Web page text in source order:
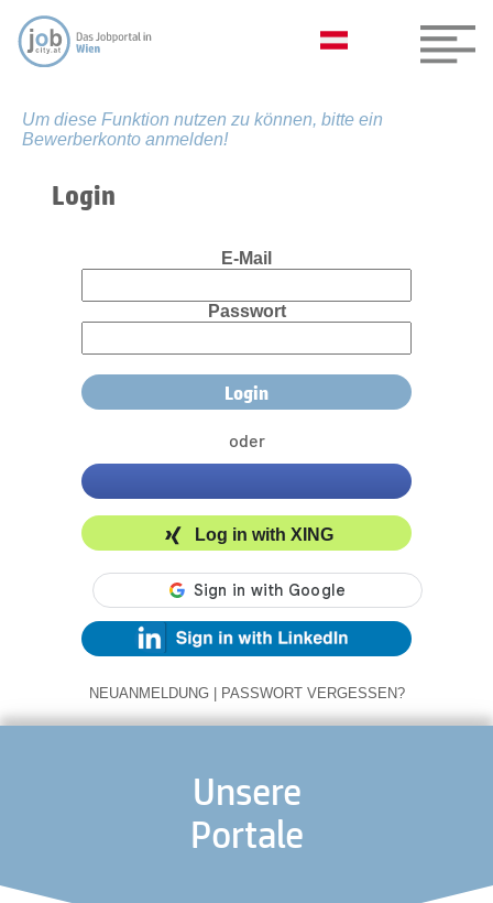
Um diese Funktion nutzen zu können, bitte ein
Bewerberkonto anmelden!
Login
E-Mail
Passwort
oder
Log in with XING
NEUANMELDUNG | PASSWORT VERGESSEN?
Unsere
Portale